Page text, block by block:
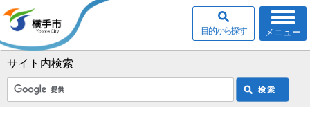
サイト内検索
メニュー
目的から探す